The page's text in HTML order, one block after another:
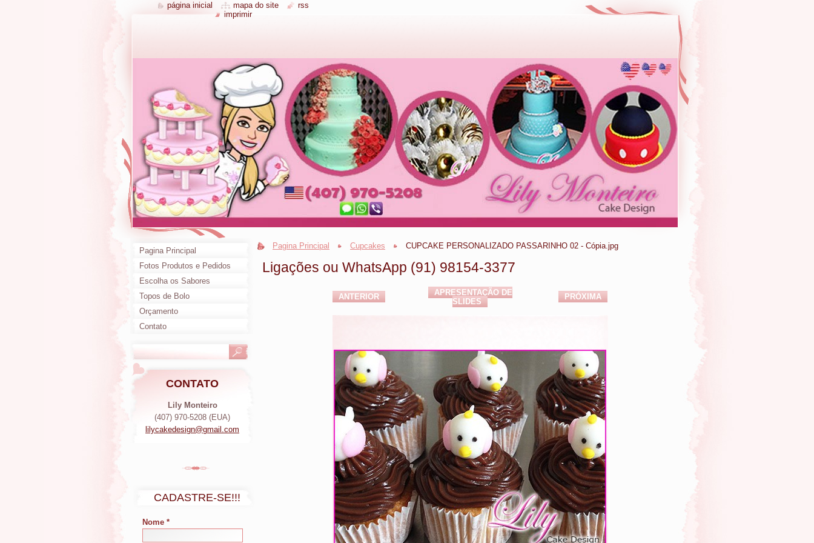
Pagina Principal Cupcakes CUPCAKE PERSONALIZADO PASSARINHO 02 - Cópia.jpg
Ligações ou WhatsApp (91) 98154-3377
ANTERIOR
APRESENTAÇÃO DE
SLIDES
PRÓXIMA
Pagina Principal
Fotos Produtos e Pedidos
Escolha os Sabores
Topos de Bolo
Orçamento
Contato
CONTATO
Lily Monteiro
(407) 970-5208 (EUA)
lilycakedesign@gmail.com
CADASTRE-SE!!!
Nome *
página inicial mapa do site
rss
imprimir